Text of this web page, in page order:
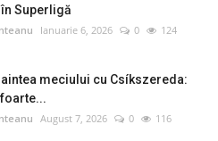
Superligă
Ianuarie 6, 2026 0 124
meciului cu Csíkszereda:
August 7, 2026 0 116